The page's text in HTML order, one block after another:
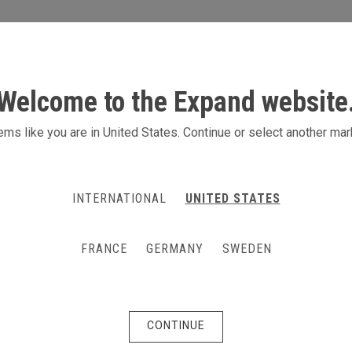
i svängd form
mjuk svängd L-form. Höjden är 3.2
att du syns även på avstånd.
to the Expand
like you are in United States. Continue or select another
INTERNATIONAL UNITED STATES
FRANCE GERMANY SWEDEN
CONTINUE